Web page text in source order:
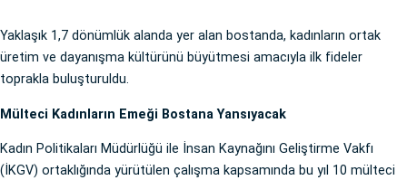
Yaklaşık 1,7 dönümlük alanda yer alan bostanda, kadınların ortak
üretim ve dayanışma kültürünü büyütmesi amacıyla ilk fideler
toprakla buluşturuldu.
Mülteci Kadınların Emeği Bostana Yansıyacak
Kadın Politikaları Müdürlüğü ile İnsan Kaynağını Geliştirme Vakfı
(İKGV) ortaklığında yürütülen çalışma kapsamında bu yıl 10 mülteci